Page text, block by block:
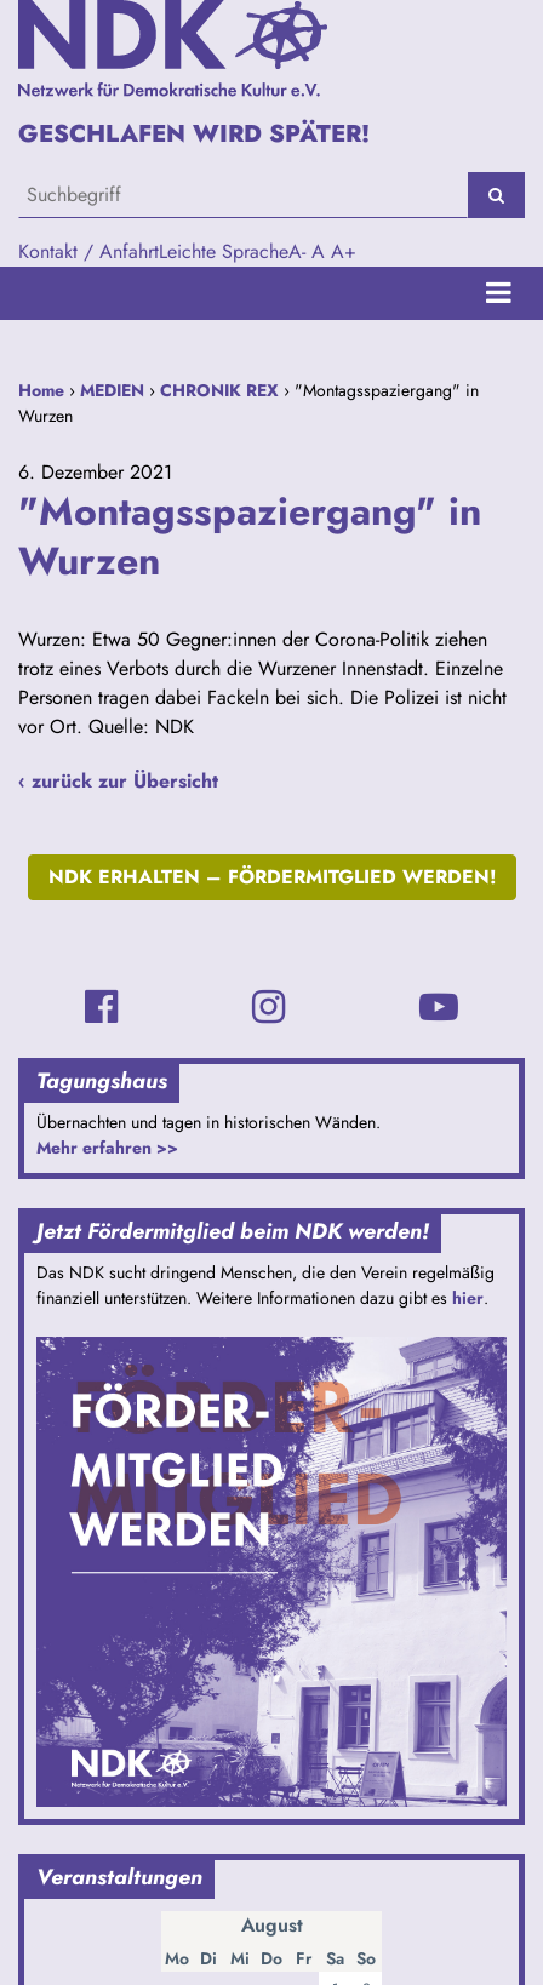
Kontakt / AnfahrtLeichte SpracheA- A A+
GESCHLAFEN WIRD SPÄTER!
Home › MEDIEN › CHRONIK REX › "Montagsspaziergang" in
Wurzen
6. Dezember 2021
"Montagsspaziergang" in
Wurzen
Wurzen: Etwa 50 Gegner:innen der Corona-Politik ziehen
trotz eines Verbots durch die Wurzener Innenstadt. Einzelne
Personen tragen dabei Fackeln bei sich. Die Polizei ist nicht
vor Ort. Quelle: NDK
‹ zurück zur Übersicht
NDK ERHALTEN – FÖRDERMITGLIED WERDEN!
Tagungshaus
Übernachten und tagen in historischen Wänden.
Mehr erfahren >>
Jetzt Fördermitglied beim NDK werden!
Das NDK sucht dringend Menschen, die den Verein regelmäßig
finanziell unterstützen. Weitere Informationen dazu gibt es hier.
Veranstaltungen
August
Mo Di Mi Do Fr Sa So